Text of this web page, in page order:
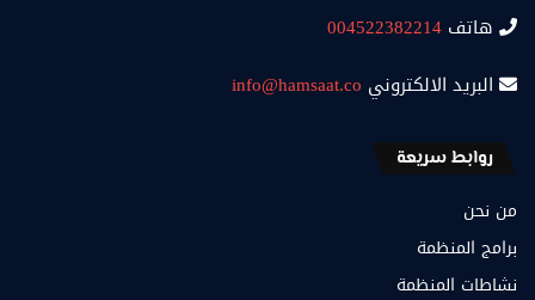
هاتف 004522382214
البريد الالكتروني info@hamsaat.co
روابط سريعة
من نحن
برامج المنظمة
نشاطات المنظمة